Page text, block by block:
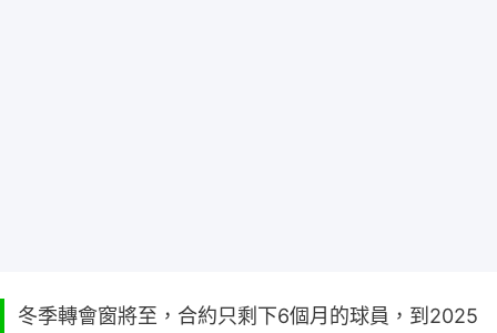
冬季轉會窗將至，合約只剩下6個月的球員，到2025